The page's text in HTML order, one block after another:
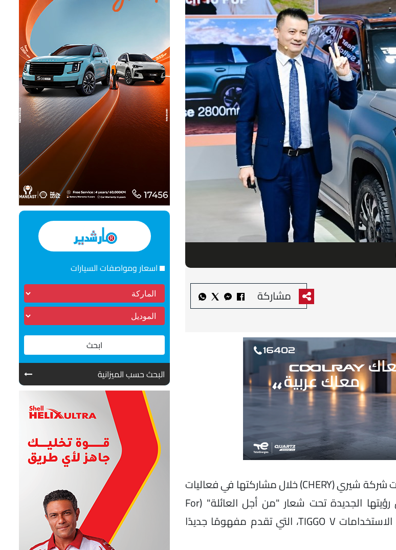
مشاركة
في خطوة تعكس تحولًا استراتيجيًا عميقًا في مسيرتها العالمية، أعلنت شركة شيري (CHERY) خلال مشاركتها في فعاليات
معرض بكين الدولي للسيارات 2026 (AutoChina2026) عن إطلاق رؤيتها الجديدة تحت شعار "من أجل العائلة" (For
Family)، بالتزامن مع الكشف العالمي الأول عن سيارتها متعددة الاستخدامات TIGGO V، التي تقدم مفهومًا جديدًا
اسعار ومواصفات السيارات
ابحث
البحث حسب الميزانية